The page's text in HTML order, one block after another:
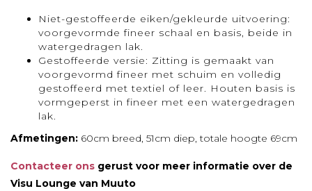
Niet-gestoffeerde eiken/gekleurde uitvoering:
voorgevormde fineer schaal en basis, beide in
watergedragen lak.
Gestoffeerde versie: Zitting is gemaakt van
voorgevormd fineer met schuim en volledig
gestoffeerd met textiel of leer. Houten basis is
vormgeperst in fineer met een watergedragen
lak.
Afmetingen: 60cm breed, 51cm diep, totale hoogte 69cm
Contacteer ons gerust voor meer informatie over de
Visu Lounge van Muuto